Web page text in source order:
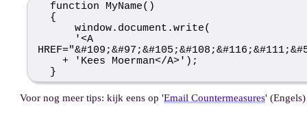
function MyName()
{
window.document.write(
'<A
+ 'Kees Moerman</A>');
}
Voor nog meer tips: kijk eens op 'Email Countermeasures'